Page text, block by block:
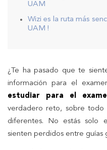
UAM
Wizi es la ruta más
UAM !
¿Te ha pasado que te
información para el
estudiar para el
verdadero reto, sobre todo
diferentes. No estás solo
sienten perdidos entre guías